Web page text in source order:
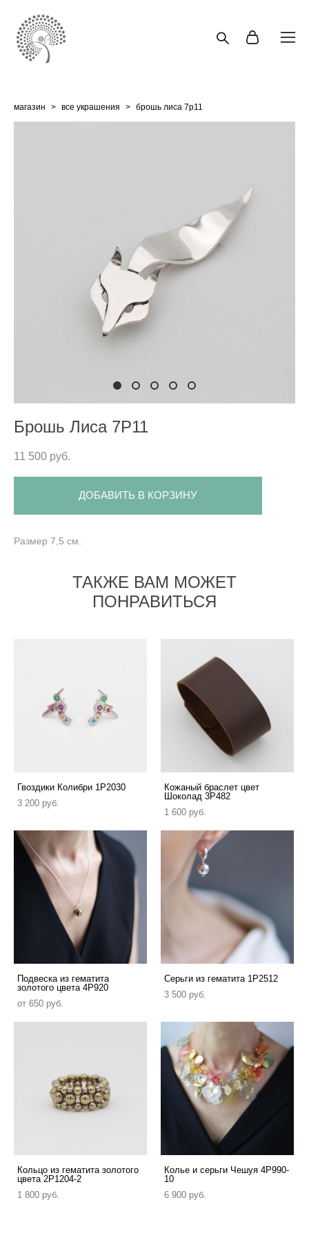
магазин > все украшения > брошь лиса 7p11
Брошь Лиса 7P11
11 500 pуб.
ДОБАВИТЬ В КОРЗИНУ
Размер 7,5 см.
ТАКЖЕ ВАМ МОЖЕТ
ПОНРАВИТЬСЯ
Гвоздики Колибри 1P2030
3 200 pуб.
Кожаный браслет цвет
Шоколад 3P482
1 600 pуб.
Подвеска из гематита
золотого цвета 4P920
от 650 pуб.
Серьги из гематита 1P2512
3 500 pуб.
Кольцо из гематита золотого
цвета 2P1204-2
1 800 pуб.
Колье и серьги Чешуя 4P990-
10
6 900 pуб.